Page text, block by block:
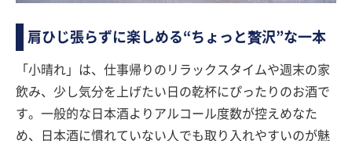
肩ひじ張らずに楽しめる“ちょっと贅沢”な一本
「小晴れ」は、仕事帰りのリラックスタイムや週末の家
飲み、少し気分を上げたい日の乾杯にぴったりのお酒で
す。一般的な日本酒よりアルコール度数が控えめなた
め、日本酒に慣れていない人でも取り入れやすいのが魅